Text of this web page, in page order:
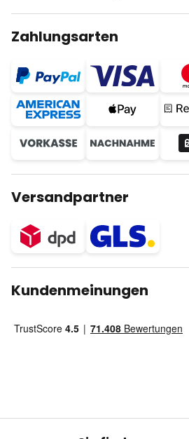
Zahlungsarten
Versandpartner
Kundenmeinungen